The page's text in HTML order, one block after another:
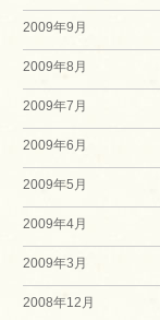
2009年9月
2009年8月
2009年7月
2009年6月
2009年5月
2009年4月
2009年3月
2008年12月